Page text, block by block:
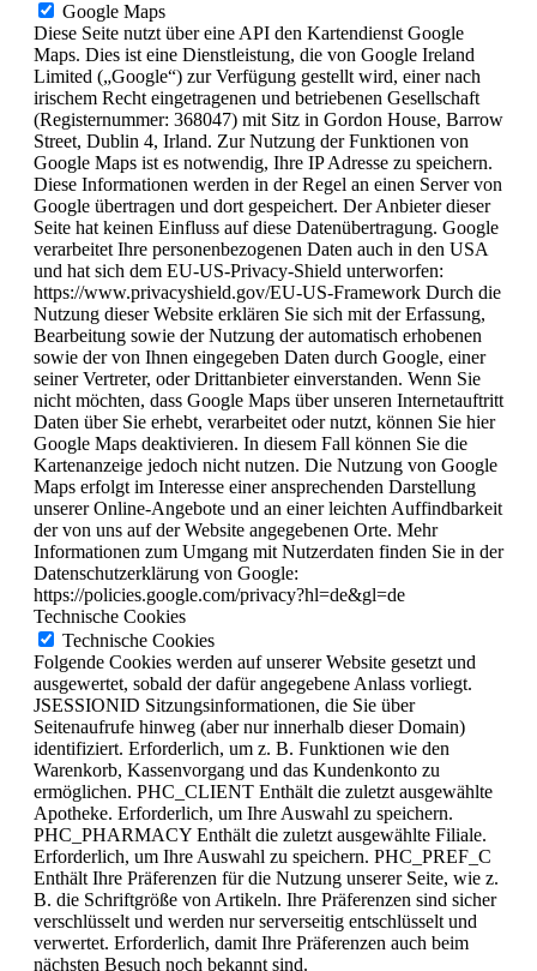
Google Maps
Diese Seite nutzt über eine API den Kartendienst Google
Maps. Dies ist eine Dienstleistung, die von Google Ireland
Limited („Google“) zur Verfügung gestellt wird, einer nach
irischem Recht eingetragenen und betriebenen Gesellschaft
(Registernummer: 368047) mit Sitz in Gordon House, Barrow
Street, Dublin 4, Irland. Zur Nutzung der Funktionen von
Google Maps ist es notwendig, Ihre IP Adresse zu speichern.
Diese Informationen werden in der Regel an einen Server von
Google übertragen und dort gespeichert. Der Anbieter dieser
Seite hat keinen Einfluss auf diese Datenübertragung. Google
verarbeitet Ihre personenbezogenen Daten auch in den USA
und hat sich dem EU-US-Privacy-Shield unterworfen:
https://www.privacyshield.gov/EU-US-Framework Durch die
Nutzung dieser Website erklären Sie sich mit der Erfassung,
Bearbeitung sowie der Nutzung der automatisch erhobenen
sowie der von Ihnen eingegeben Daten durch Google, einer
seiner Vertreter, oder Drittanbieter einverstanden. Wenn Sie
nicht möchten, dass Google Maps über unseren Internetauftritt
Daten über Sie erhebt, verarbeitet oder nutzt, können Sie hier
Google Maps deaktivieren. In diesem Fall können Sie die
Kartenanzeige jedoch nicht nutzen. Die Nutzung von Google
Maps erfolgt im Interesse einer ansprechenden Darstellung
unserer Online-Angebote und an einer leichten Auffindbarkeit
der von uns auf der Website angegebenen Orte. Mehr
Informationen zum Umgang mit Nutzerdaten finden Sie in der
Datenschutzerklärung von Google:
https://policies.google.com/privacy?hl=de&gl=de
Technische Cookies
Technische Cookies
Folgende Cookies werden auf unserer Website gesetzt und
ausgewertet, sobald der dafür angegebene Anlass vorliegt.
JSESSIONID Sitzungsinformationen, die Sie über
Seitenaufrufe hinweg (aber nur innerhalb dieser Domain)
identifiziert. Erforderlich, um z. B. Funktionen wie den
Warenkorb, Kassenvorgang und das Kundenkonto zu
ermöglichen. PHC_CLIENT Enthält die zuletzt ausgewählte
Apotheke. Erforderlich, um Ihre Auswahl zu speichern.
PHC_PHARMACY Enthält die zuletzt ausgewählte Filiale.
Erforderlich, um Ihre Auswahl zu speichern. PHC_PREF_C
Enthält Ihre Präferenzen für die Nutzung unserer Seite, wie z.
B. die Schriftgröße von Artikeln. Ihre Präferenzen sind sicher
verschlüsselt und werden nur serverseitig entschlüsselt und
verwertet. Erforderlich, damit Ihre Präferenzen auch beim
nächsten Besuch noch bekannt sind.